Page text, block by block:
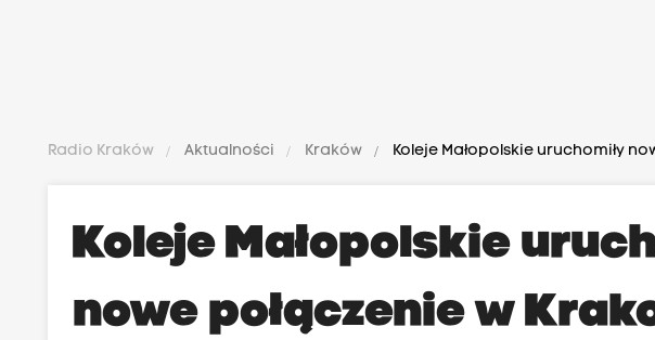
Radio Kraków Aktualności Kraków Koleje Małopolskie uruchomiły
Koleje Małopolskie
nowe połączenie w